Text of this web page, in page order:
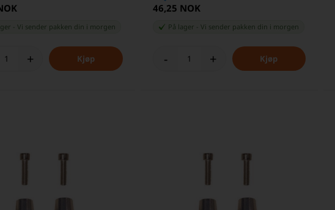
-Vi sender pakken din i morgen
+
46,25 NOK
På lager Vi sender pakken din i morgen
- +